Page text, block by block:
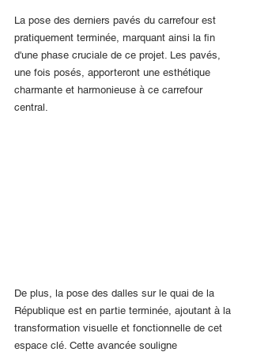
La pose des derniers pavés du carrefour est
pratiquement terminée, marquant ainsi la fin
d'une phase cruciale de ce projet. Les pavés,
une fois posés, apporteront une esthétique
charmante et harmonieuse à ce carrefour
central.
De plus, la pose des dalles sur le quai de la
République est en partie terminée, ajoutant à la
transformation visuelle et fonctionnelle de cet
espace clé. Cette avancée souligne